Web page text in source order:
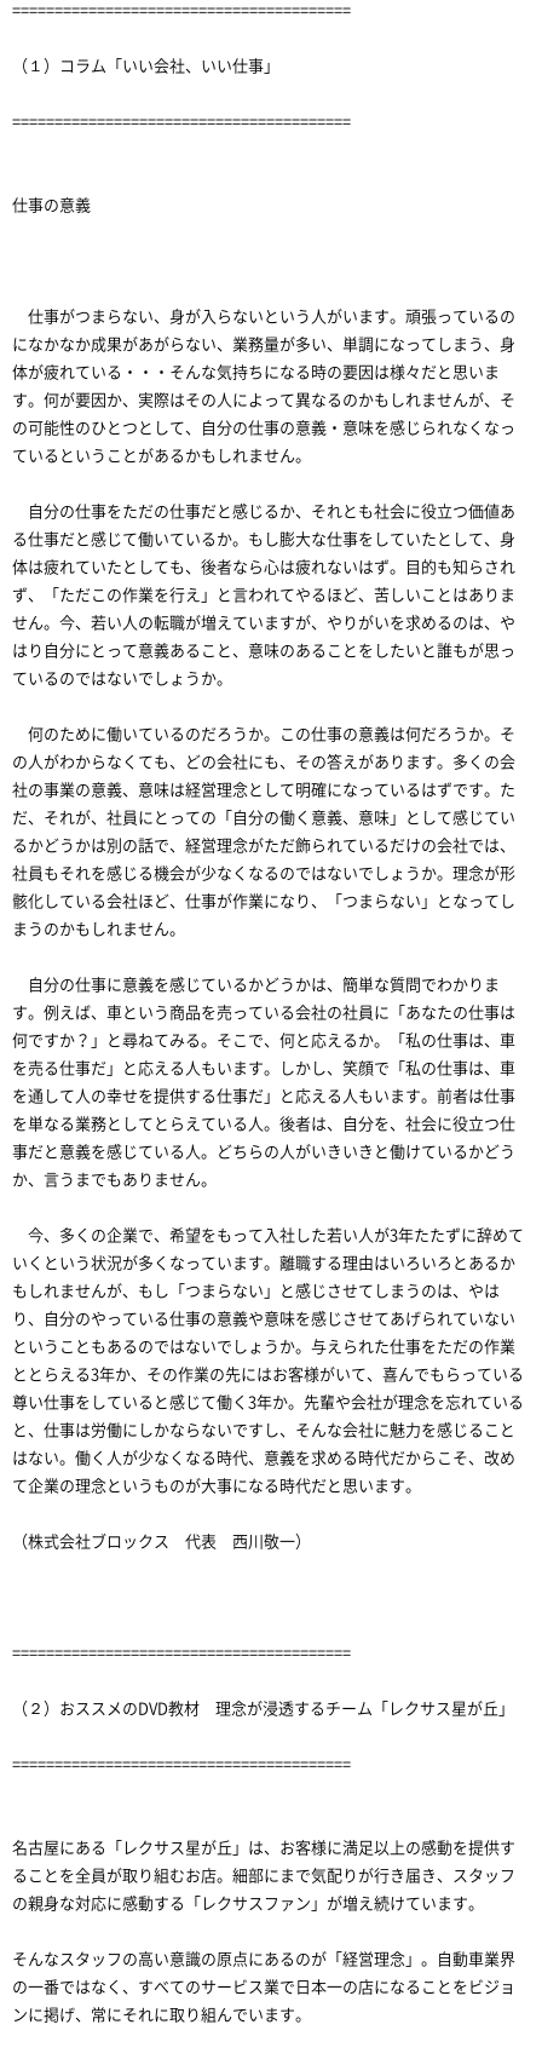
========================================
（１）コラム「いい会社、いい仕事」
========================================
仕事の意義
仕事がつまらない、身が入らないという人がいます。頑張っているの
になかなか成果があがらない、業務量が多い、単調になってしまう、身
体が疲れている・・・そんな気持ちになる時の要因は様々だと思いま
す。何が要因か、実際はその人によって異なるのかもしれませんが、そ
の可能性のひとつとして、自分の仕事の意義・意味を感じられなくなっ
ているということがあるかもしれません。
自分の仕事をただの仕事だと感じるか、それとも社会に役立つ価値あ
る仕事だと感じて働いているか。もし膨大な仕事をしていたとして、身
体は疲れていたとしても、後者なら心は疲れないはず。目的も知らされ
ず、「ただこの作業を行え」と言われてやるほど、苦しいことはありま
せん。今、若い人の転職が増えていますが、やりがいを求めるのは、や
はり自分にとって意義あること、意味のあることをしたいと誰もが思っ
ているのではないでしょうか。
何のために働いているのだろうか。この仕事の意義は何だろうか。そ
の人がわからなくても、どの会社にも、その答えがあります。多くの会
社の事業の意義、意味は経営理念として明確になっているはずです。た
だ、それが、社員にとっての「自分の働く意義、意味」として感じてい
るかどうかは別の話で、経営理念がただ飾られているだけの会社では、
社員もそれを感じる機会が少なくなるのではないでしょうか。理念が形
骸化している会社ほど、仕事が作業になり、「つまらない」となってし
まうのかもしれません。
自分の仕事に意義を感じているかどうかは、簡単な質問でわかりま
す。例えば、車という商品を売っている会社の社員に「あなたの仕事は
何ですか？」と尋ねてみる。そこで、何と応えるか。「私の仕事は、車
を売る仕事だ」と応える人もいます。しかし、笑顔で「私の仕事は、車
を通して人の幸せを提供する仕事だ」と応える人もいます。前者は仕事
を単なる業務としてとらえている人。後者は、自分を、社会に役立つ仕
事だと意義を感じている人。どちらの人がいきいきと働けているかどう
か、言うまでもありません。
今、多くの企業で、希望をもって入社した若い人が3年たたずに辞めて
いくという状況が多くなっています。離職する理由はいろいろとあるか
もしれませんが、もし「つまらない」と感じさせてしまうのは、やは
り、自分のやっている仕事の意義や意味を感じさせてあげられていない
ということもあるのではないでしょうか。与えられた仕事をただの作業
ととらえる3年か、その作業の先にはお客様がいて、喜んでもらっている
尊い仕事をしていると感じて働く3年か。先輩や会社が理念を忘れている
と、仕事は労働にしかならないですし、そんな会社に魅力を感じること
はない。働く人が少なくなる時代、意義を求める時代だからこそ、改め
て企業の理念というものが大事になる時代だと思います。
（株式会社ブロックス 代表 西川敬一）
========================================
（２）おススメのDVD教材 理念が浸透するチーム「レクサス星が丘」
========================================
名古屋にある「レクサス星が丘」は、お客様に満足以上の感動を提供す
ることを全員が取り組むお店。細部にまで気配りが行き届き、スタッフ
の親身な対応に感動する「レクサスファン」が増え続けています。
そんなスタッフの高い意識の原点にあるのが「経営理念」。自動車業界
の一番ではなく、すべてのサービス業で日本一の店になることをビジョ
ンに掲げ、常にそれに取り組んでいます。